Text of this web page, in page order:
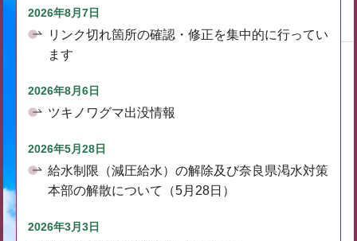
2026年8月7日
リンク切れ箇所の確認・修正を集中的に行ってい
ます
2026年8月6日
ツキノワグマ出没情報
2026年5月28日
給水制限（減圧給水）の解除及び奈良県渇水対策
本部の解散について（5月28日）
2026年3月3日